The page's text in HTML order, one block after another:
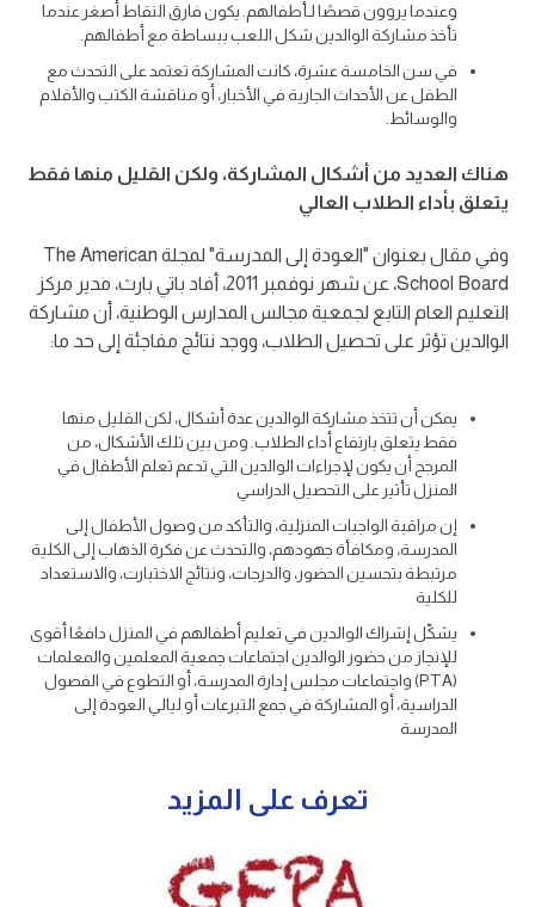
وعندما يروون قصصًا لـأطفالهم. يكون فارق النقاط أصغر عندما
تأخذ مشاركة الوالدين شكل اللعب ببساطة مع أطفالهم.
في سن الخامسة عشرة، كانت المشاركة تعتمد على التحدث مع
الطفل عن الأحداث الجارية في الأخبار، أو مناقشة الكتب والأفلام
والوسائط.
هناك العديد من أشكال المشاركة، ولكن القليل منها فقط
يتعلق بأداء الطلاب العالي
وفي مقال بعنوان "العودة إلى المدرسة" لمجلة The American
School Board، عن شهر نوفمبر 2011، أفاد باتي بارث، مدير مركز
التعليم العام التابع لجمعية مجالس المدارس الوطنية، أن مشاركة
الوالدين تؤثر على تحصيل الطلاب، ووجد نتائج مفاجئة إلى حد ما:
يمكن أن تتخذ مشاركة الوالدين عدة أشكال، لكن القليل منها
فقط يتعلق بارتفاع أداء الطلاب. ومن بين تلك الأشكال، من
المرجح أن يكون لإجراءات الوالدين التي تدعم تعلم الأطفال في
المنزل تأثير على التحصيل الدراسي
إن مراقبة الواجبات المنزلية، والتأكد من وصول الأطفال إلى
المدرسة، ومكافأة جهودهم، والتحدث عن فكرة الذهاب إلى الكلية
مرتبطة بتحسين الحضور، والدرجات، ونتائج الاختبارت، والاستعداد
للكلية
يشكّل إشراك الوالدين في تعليم أطفالهم في المنزل دافعًا أقوى
للإنجاز من حضور الوالدين اجتماعات جمعية المعلمين والمعلمات
(PTA) واجتماعات مجلس إدارة المدرسة، أو التطوع في الفصول
الدراسية، أو المشاركة في جمع التبرعات أو ليالي العودة إلى
المدرسة
تعرف على المزيد